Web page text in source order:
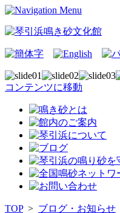
コンテンツに移動
TOP> ブログ・お知らせ